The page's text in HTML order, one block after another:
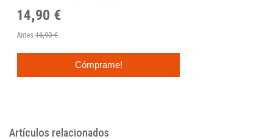
14,90 €
Antes 16,90 €
Cómprame!
Artículos relacionados